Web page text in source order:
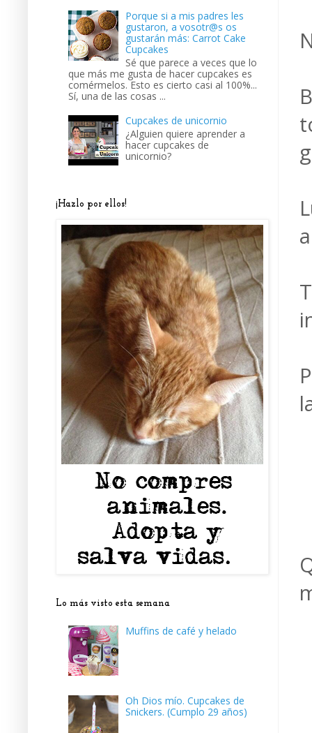
Porque si a mis padres les
gustaron, a vosotr@s os
gustarán más: Carrot Cake
Cupcakes
Sé que parece a veces que lo
que más me gusta de hacer cupcakes es
comérmelos. Esto es cierto casi al 100%...
Sí, una de las cosas ...
Cupcakes de unicornio
¿Alguien quiere aprender a
hacer cupcakes de
unicornio?
¡Hazlo por ellos!
Lo más visto esta semana
Muffins de café y helado
Oh Dios mío. Cupcakes de
Snickers. (Cumplo 29 años)